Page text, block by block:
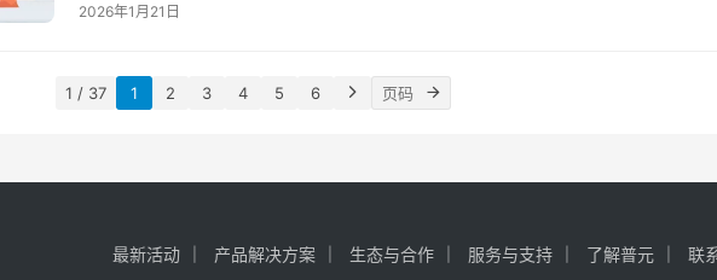
2026年1月21日
1 / 37 1 2 3 4 5 6
最新活动 产品解决方案 生态与合作 服务与支持 了解普元 联